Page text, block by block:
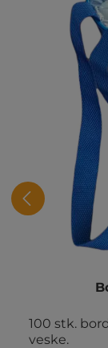
100 stk.
veske.